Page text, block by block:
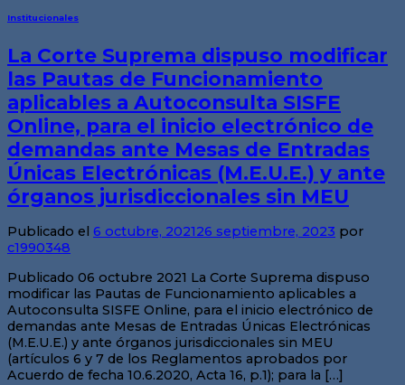
Institucionales
La Corte Suprema dispuso modificar
las Pautas de Funcionamiento
aplicables a Autoconsulta SISFE
Online, para el inicio electrónico de
demandas ante Mesas de Entradas
Únicas Electrónicas (M.E.U.E.) y ante
órganos jurisdiccionales sin MEU
Publicado el 6 octubre, 202126 septiembre, 2023 por
c1990348
Publicado 06 octubre 2021 La Corte Suprema dispuso
modificar las Pautas de Funcionamiento aplicables a
Autoconsulta SISFE Online, para el inicio electrónico de
demandas ante Mesas de Entradas Únicas Electrónicas
(M.E.U.E.) y ante órganos jurisdiccionales sin MEU
(artículos 6 y 7 de los Reglamentos aprobados por
Acuerdo de fecha 10.6.2020, Acta 16, p.1); para la […]